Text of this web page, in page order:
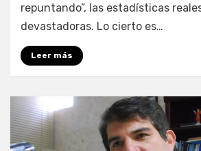
repuntando”, las estadísticas
devastadoras. Lo cierto es…
Leer más